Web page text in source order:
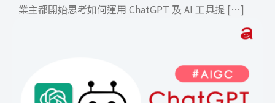
業主都開始思考如何運用 ChatGPT 及 AI 工具提 […]